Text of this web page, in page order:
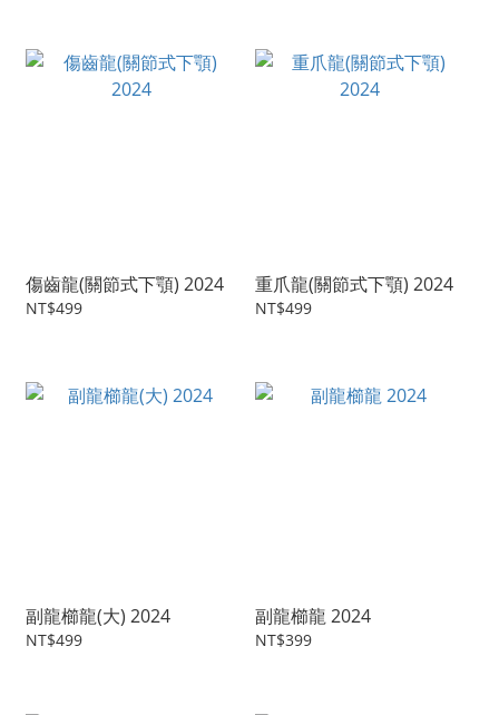
傷齒龍(關節式下顎) 2024
NT$499
重爪龍(關節式下顎) 2024
NT$499
副龍櫛龍(大) 2024
NT$499
副龍櫛龍 2024
NT$399